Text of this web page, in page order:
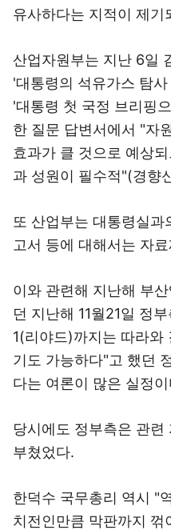
유사하다는 지적이 제기
산업자원부는 지난 6일
'대통령의 석유가스 탐
'대통령 첫 국정 브리핑
한 질문 답변서에서 "자
효과가 클 것으로 예상
과 성원이 필수적"(경향
또 산업부는 대통령실과
고서 등에 대해서는 자
이와 관련해 지난해 부
던 지난해 11월21일 정
1(리야드)까지는 따라와
기도 가능하다"고 했던
다는 여론이 많은 실정이
당시에도 정부측은 관
부쳤었다.
한덕수 국무총리 역시 "
치전인만큼 막판까지 꺾